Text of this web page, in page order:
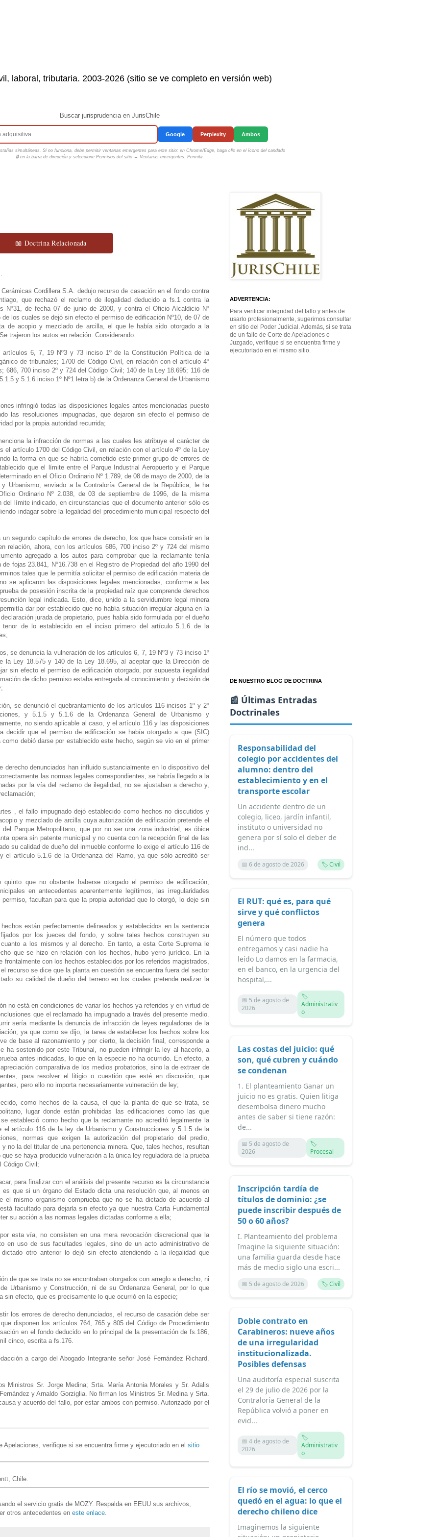
laboral, tributaria. 2003-2026 (sitio se ve completo en versión web)
Buscar jurisprudencia en JurisChile
Google Perplexity Ambos
simultáneas. Si no funciona, debe permitir ventanas emergentes para este sitio: en Chrome/Edge, haga clic en el ícono del candado
🔒 en la barra de dirección y seleccione Permisos del sitio → Ventanas emergentes: Permitir.
📖 Doctrina Relacionada
Cordillera S.A. dedujo recurso de casación en el fondo contra
que rechazó el reclamo de ilegalidad deducido a fs.1 contra la
Nº31, de fecha 07 de junio de 2000, y contra el Oficio Alcaldicio Nº
los cuales se dejó sin efecto el permiso de edificación Nº10, de 07 de
de acopio y mezclado de arcilla, el que le había sido otorgado a la
trajeron los autos en relación. Considerando:
6, 7, 19 Nº3 y 73 inciso 1º de la Constitución Política de la
de tribunales; 1700 del Código Civil, en relación con el artículo 4º
686, 700 inciso 2º y 724 del Código Civil; 140 de la Ley 18.695; 116 de
y 5.1.6 inciso 1º Nº1 letra b) de la Ordenanza General de Urbanismo
infringió todas las disposiciones legales antes mencionadas puesto
las resoluciones impugnadas, que dejaron sin efecto el permiso de
por la propia autoridad recurrida;
la infracción de normas a las cuales les atribuye el carácter de
el artículo 1700 del Código Civil, en relación con el artículo 4º de la Ley
la forma en que se habría cometido este primer grupo de errores de
que el límite entre el Parque Industrial Aeropuerto y el Parque
en el Oficio Ordinario Nº 1.789, de 08 de mayo de 2000, de la
Urbanismo, enviado a la Contraloría General de la República, le ha
Ordinario Nº 2.038, de 03 de septiembre de 1996, de la misma
límite indicado, en circunstancias que el documento anterior sólo es
indagar sobre la legalidad del procedimiento municipal respecto del
segundo capítulo de errores de derecho, los que hace consistir en la
relación, ahora, con los artículos 686, 700 inciso 2º y 724 del mismo
agregado a los autos para comprobar que la reclamante tenía
fojas 23.841, Nº16.738 en el Registro de Propiedad del año 1990 del
tales que le permitía solicitar el permiso de edificación materia de
se aplicaron las disposiciones legales mencionadas, conforme a las
de posesión inscrita de la propiedad raíz que comprende derechos
legal indicada. Esto, dice, unido a la servidumbre legal minera
dar por establecido que no había situación irregular alguna en la
jurada de propietario, pues había sido formulada por el dueño
tenor de lo establecido en el inciso primero del artículo 5.1.6 de la
se denuncia la vulneración de los artículos 6, 7, 19 Nº3 y 73 inciso 1º
la Ley 18.575 y 140 de la Ley 18.695, al aceptar que la Dirección de
sin efecto el permiso de edificación otorgado, por supuesta ilegalidad
de dicho permiso estaba entregada al conocimiento y decisión de
se denunció el quebrantamiento de los artículos 116 incisos 1º y 2º
y 5.1.5 y 5.1.6 de la Ordenanza General de Urbanismo y
no siendo aplicable al caso, y el artículo 116 y las disposiciones
decidir que el permiso de edificación se había otorgado a que (SIC)
debió darse por establecido este hecho, según se vio en el primer
derecho denunciados han influido sustancialmente en lo dispositivo del
las normas legales correspondientes, se habría llegado a la
por la vía del reclamo de ilegalidad, no se ajustaban a derecho y,
, el fallo impugnado dejó establecido como hechos no discutidos y
y mezclado de arcilla cuya autorización de edificación pretende el
Parque Metropolitano, que por no ser una zona industrial, es óbice
opera sin patente municipal y no cuenta con la recepción final de las
su calidad de dueño del inmueble conforme lo exige el artículo 116 de
el artículo 5.1.6 de la Ordenanza del Ramo, ya que sólo acreditó ser
que no obstante haberse otorgado el permiso de edificación,
en antecedentes aparentemente legítimos, las irregularidades
facultan para que la propia autoridad que lo otorgó, lo deje sin
están perfectamente delineados y establecidos en la sentencia
por los jueces del fondo, y sobre tales hechos construyen su
a los mismos y al derecho. En tanto, a esta Corte Suprema le
que se hizo en relación con los hechos, hubo yerro jurídico. En la
con los hechos establecidos por los referidos magistrados,
recurso se dice que la planta en cuestión se encuentra fuera del sector
su calidad de dueño del terreno en los cuales pretende realizar la
no está en condiciones de variar los hechos ya referidos y en virtud de
que el reclamado ha impugnado a través del presente medio.
sería mediante la denuncia de infracción de leyes reguladoras de la
ya que como se dijo, la tarea de establecer los hechos sobre los
de base al razonamiento y por cierto, la decisión final, corresponde a
ha sostenido por este Tribunal, no pueden infringir la ley al hacerlo, a
antes indicadas, lo que en la especie no ha ocurrido. En efecto, a
comparativa de los medios probatorios, sino la de extraer de
para resolver el litigio o cuestión que esté en discusión, que
pero ello no importa necesariamente vulneración de ley;
como hechos de la causa, el que la planta de que se trata, se
lugar donde están prohibidas las edificaciones como las que
estableció como hecho que la reclamante no acreditó legalmente la
el artículo 116 de la ley de Urbanismo y Construcciones y 5.1.5 de la
normas que exigen la autorización del propietario del predio,
no la del titular de una pertenencia minera. Que, tales hechos, resultan
se haya producido vulneración a la única ley reguladora de la prueba
Código Civil;
para finalizar con el análisis del presente recurso es la circunstancia
que si un órgano del Estado dicta una resolución que, al menos en
el mismo organismo comprueba que no se ha dictado de acuerdo al
facultado para dejarla sin efecto ya que nuestra Carta Fundamental
su acción a las normas legales dictadas conforme a ella;
esta vía, no consisten en una mera revocación discrecional que la
en uso de sus facultades legales, sino de un acto administrativo de
otro anterior lo dejó sin efecto atendiendo a la ilegalidad que
de que se trata no se encontraban otorgados con arreglo a derecho, ni
Urbanismo y Construcción, ni de su Ordenanza General, por lo que
sin efecto, que es precisamente lo que ocurrió en la especie;
los errores de derecho denunciados, el recurso de casación debe ser
disponen los artículos 764, 765 y 805 del Código de Procedimiento
en el fondo deducido en lo principal de la presentación de fs.186,
cinco, escrita a fs.176.
a cargo del Abogado Integrante señor José Fernández Richard.
Ministros Sr. Jorge Medina; Srta. María Antonia Morales y Sr. Adalis
y Arnaldo Gorziglia. No firman los Ministros Sr. Medina y Srta.
y acuerdo del fallo, por estar ambos con permiso. Autorizado por el
verifique si se encuentra firme y ejecutoriado en el sitio
Chile.
el servicio gratis de MOZY. Respalda en EEUU sus archivos,
otros antecedentes en este enlace.
ADVERTENCIA:
Para verificar integridad del fallo y antes de
usarlo profesionalmente, sugerimos consultar
en sitio del Poder Judicial. Además, si se trata
de un fallo de Corte de Apelaciones o
Juzgado, verifique si se encuentra firme y
ejecutoriado en el mismo sitio.
DE NUESTRO BLOG DE DOCTRINA
📰 Últimas Entradas
Doctrinales
Responsabilidad del
colegio por accidentes del
alumno: dentro del
establecimiento y en el
transporte escolar
Un accidente dentro de un
colegio, liceo, jardín infantil,
instituto o universidad no
genera por sí solo el deber de
ind...
📅 6 de agosto de 2026 🏷️ Civil
El RUT: qué es, para qué
sirve y qué conflictos
genera
El número que todos
entregamos y casi nadie ha
leído Lo damos en la farmacia,
en el banco, en la urgencia del
hospital,...
📅 5 de agosto de
2026
🏷️
Administrativ
o
Las costas del juicio: qué
son, qué cubren y cuándo
se condenan
1. El planteamiento Ganar un
juicio no es gratis. Quien litiga
desembolsa dinero mucho
antes de saber si tiene razón:
de...
📅 5 de agosto de
2026
🏷️
Procesal
Inscripción tardía de
títulos de dominio: ¿se
puede inscribir después de
50 o 60 años?
I. Planteamiento del problema
Imagine la siguiente situación:
una familia guarda desde hace
más de medio siglo una escri...
📅 5 de agosto de 2026 🏷️ Civil
Doble contrato en
Carabineros: nueve años
de una irregularidad
institucionalizada.
Posibles defensas
Una auditoría especial suscrita
el 29 de julio de 2026 por la
Contraloría General de la
República volvió a poner en
evid...
📅 4 de agosto de
2026
🏷️
Administrativ
o
El río se movió, el cerco
quedó en el agua: lo que el
derecho chileno dice
Imaginemos la siguiente